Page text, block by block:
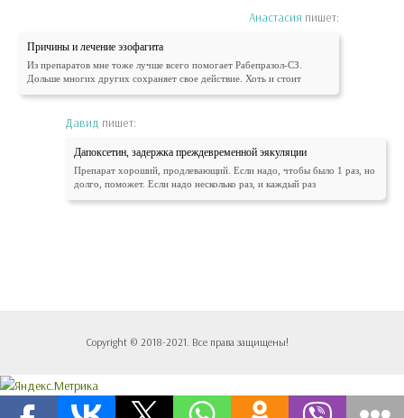
Анастасия пишет:
Причины и лечение эзофагита
Из препаратов мне тоже лучше всего помогает Рабепразол-СЗ.
Дольше многих других сохраняет свое действие. Хоть и стоит
Давид пишет:
Дапоксетин, задержка преждевременной эякуляции
Препарат хороший, продлевающий. Если надо, чтобы было 1 раз, но
долго, поможет. Если надо несколько раз, и каждый раз
Copyright © 2018-2021. Все права защищены!